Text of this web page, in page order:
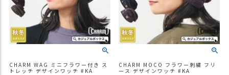
CHARM WAG ミニフラワー付き ス
トレッチ デザインワッチ #KA
CHARM MOCO フラワー刺繍 フリ
ース デザインワッチ #KA